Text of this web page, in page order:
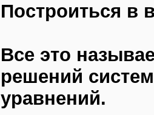
Построиться в
Все это
решений
уравнений.